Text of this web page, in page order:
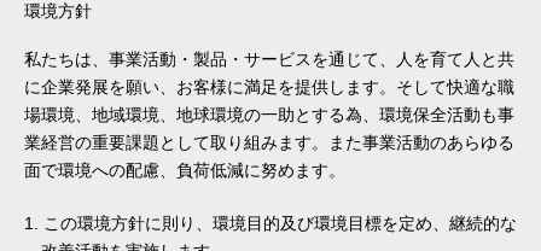
環境方針
私たちは、事業活動・製品・サービスを通じて、人を育て人と共
に企業発展を願い、お客様に満足を提供します。そして快適な職
場環境、地域環境、地球環境の一助とする為、環境保全活動も事
業経営の重要課題として取り組みます。また事業活動のあらゆる
面で環境への配慮、負荷低減に努めます。
この環境方針に則り、環境目的及び環境目標を定め、継続的な